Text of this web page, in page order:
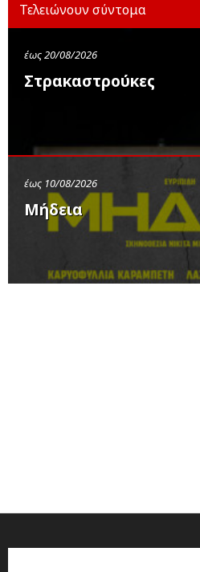
Τελειώνουν σύντομα
έως 20/08/2026
Στρακαστρούκες
έως 10/08/2026
Μήδεια